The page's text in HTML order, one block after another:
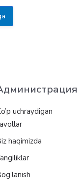
uchraydigan
haqimizda